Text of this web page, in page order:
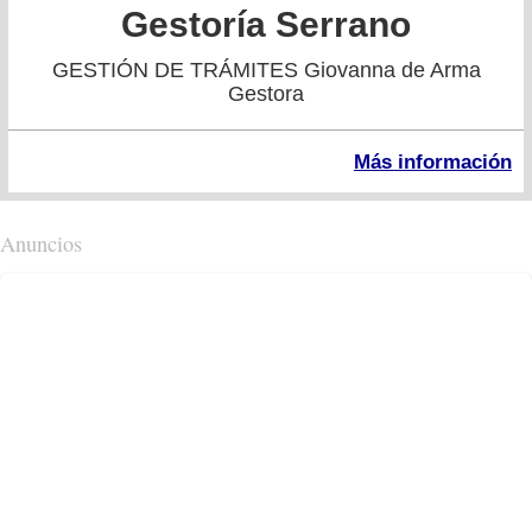
Gestoría Serrano
GESTIÓN DE TRÁMITES Giovanna de Arma
Gestora
Más información
Anuncios